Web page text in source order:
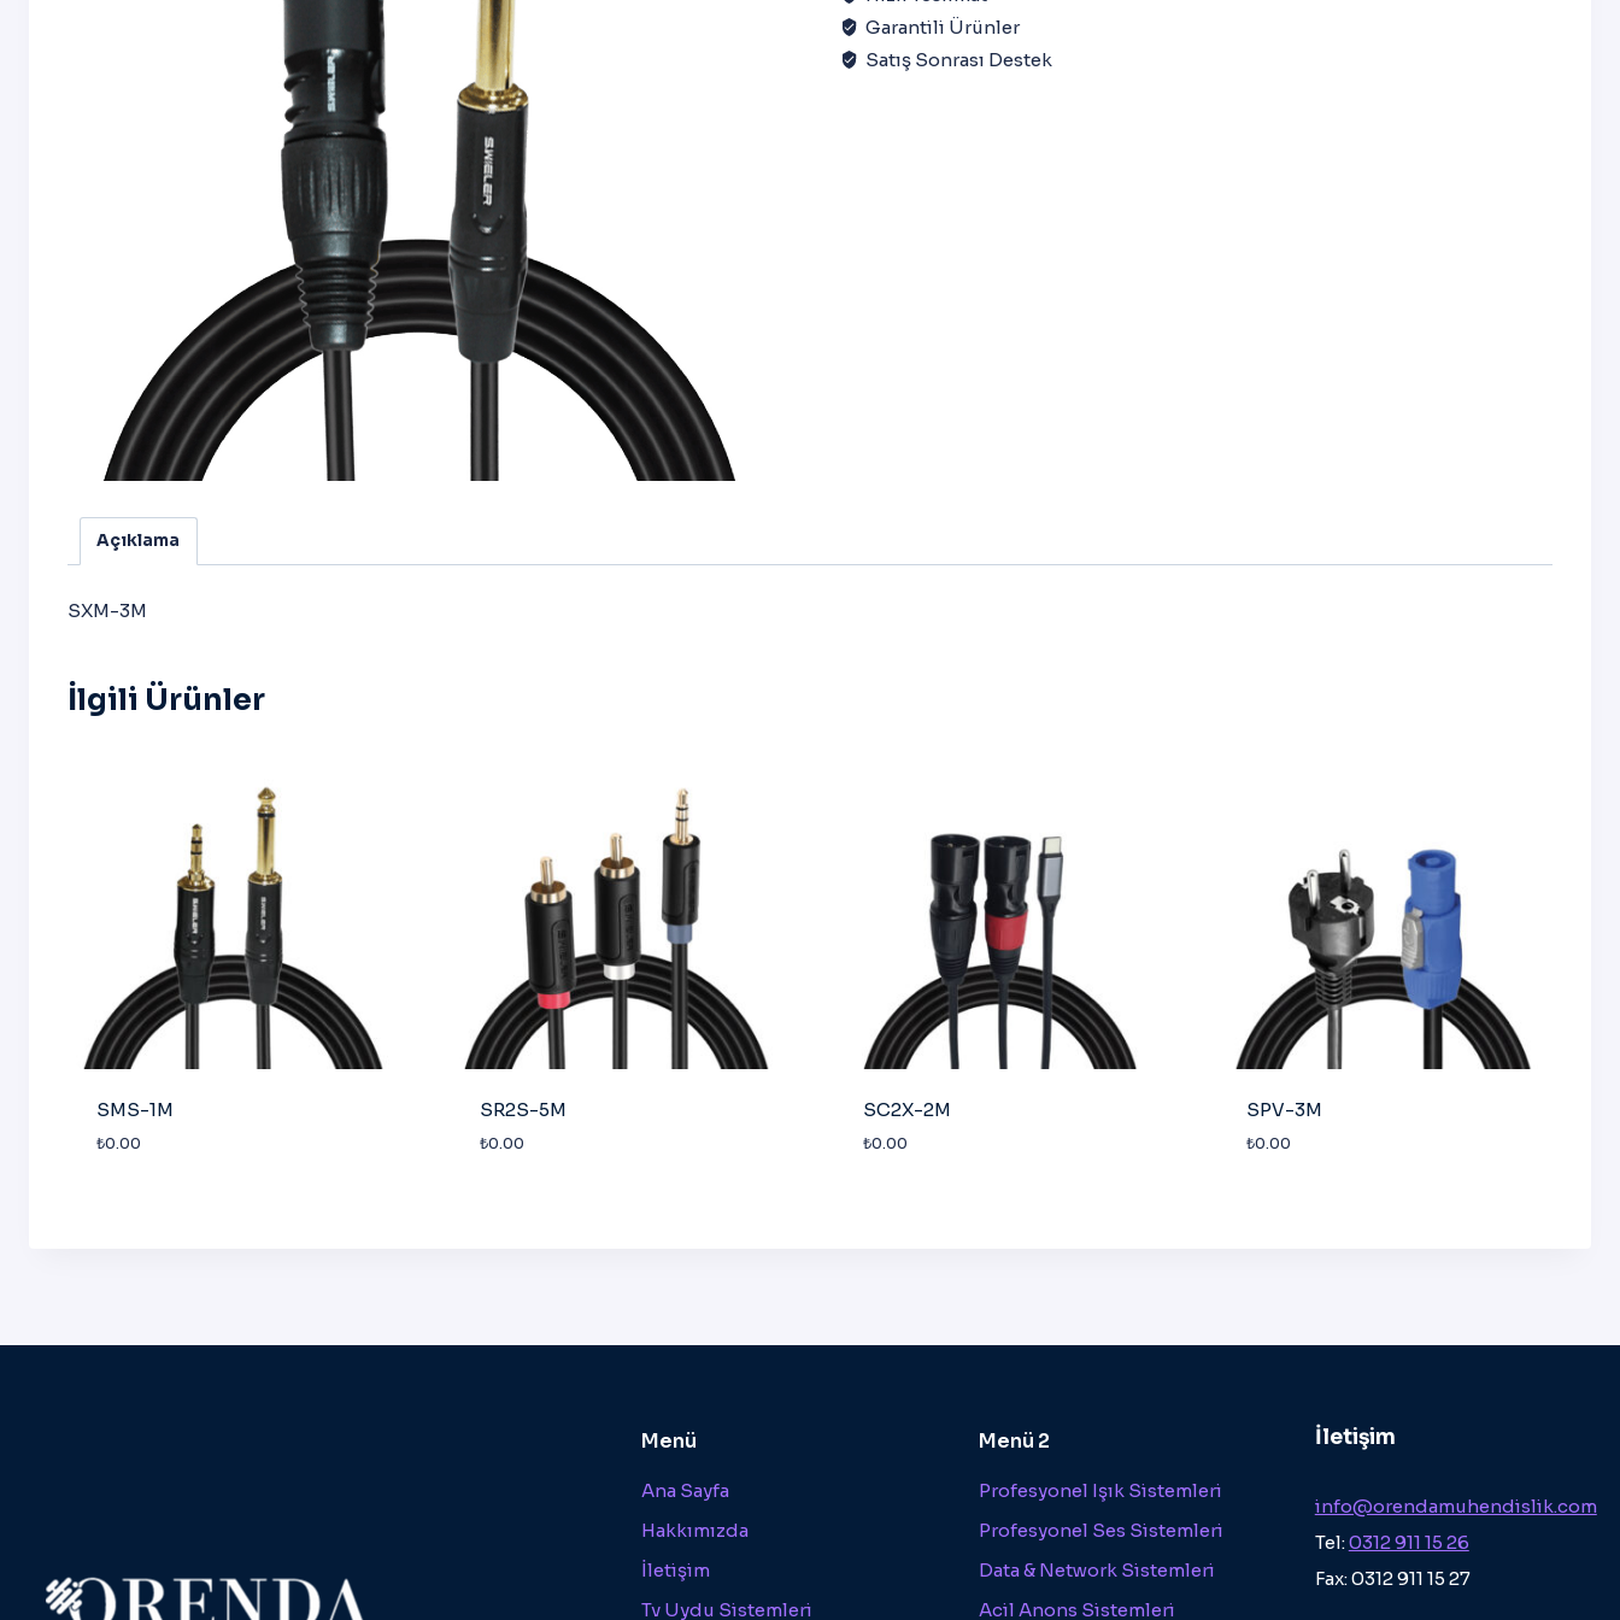
Garantili Ürünler
Satış Sonrası Destek
Açıklama
SXM-3M
İlgili Ürünler
SMS-1M
₺0.00
SR2S-5M
₺0.00
SC2X-2M
₺0.00
SPV-3M
₺0.00
Menü
Ana Sayfa
Hakkımızda
İletişim
Tv Uydu Sistemleri
Menü 2
Profesyonel Işık Sistemleri
Profesyonel Ses Sistemleri
Data & Network Sistemleri
Acil Anons Sistemleri
İletişim
info@orendamuhendislik.com
Tel:0312 911 15 26
Fax: 0312 911 15 27